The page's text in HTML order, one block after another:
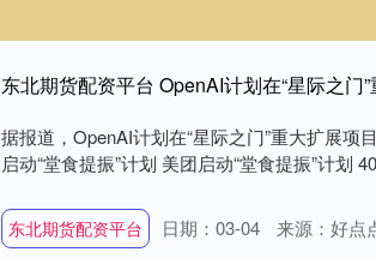
东北期货配资平台 OpenAI计划在“星际之
据报道，OpenAI计划在“星际之门”重大扩展
启动“堂食提振”计划 美团启动“堂食提振”计划
东北期货配资平台 日期：03-04
来源：好点